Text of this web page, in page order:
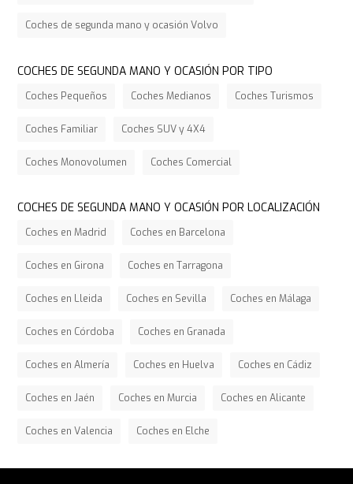
Coches de segunda mano y ocasión Volvo
COCHES DE SEGUNDA MANO Y OCASIÓN POR TIPO
Coches Pequeños Coches Medianos Coches Turismos
Coches Familiar Coches SUV y 4X4
Coches Monovolumen Coches Comercial
COCHES DE SEGUNDA MANO Y OCASIÓN POR LOCALIZACIÓN
Coches en Madrid Coches en Barcelona
Coches en Girona Coches en Tarragona
Coches en Lleida Coches en Sevilla Coches en Málaga
Coches en Córdoba Coches en Granada
Coches en Almería Coches en Huelva Coches en Cádiz
Coches en Jaén Coches en Murcia Coches en Alicante
Coches en Valencia Coches en Elche